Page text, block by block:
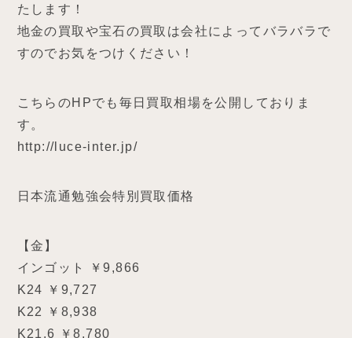
たします！
地金の買取や宝石の買取は会社によってバラバラで
すのでお気をつけください！
こちらのHPでも毎日買取相場を公開しておりま
す。
http://luce-inter.jp/
日本流通勉強会特別買取価格
【金】
インゴット ￥9,866
K24 ￥9,727
K22 ￥8,938
K21.6 ￥8,780